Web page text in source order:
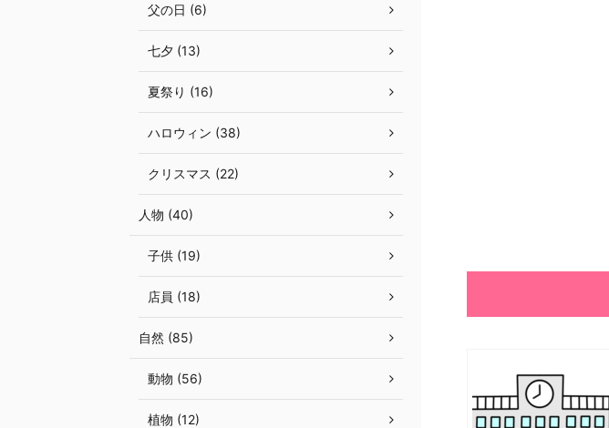
父の日 (6)
七夕 (13)
夏祭り (16)
ハロウィン (38)
クリスマス (22)
人物 (40)
子供 (19)
店員 (18)
自然 (85)
動物 (56)
植物 (12)